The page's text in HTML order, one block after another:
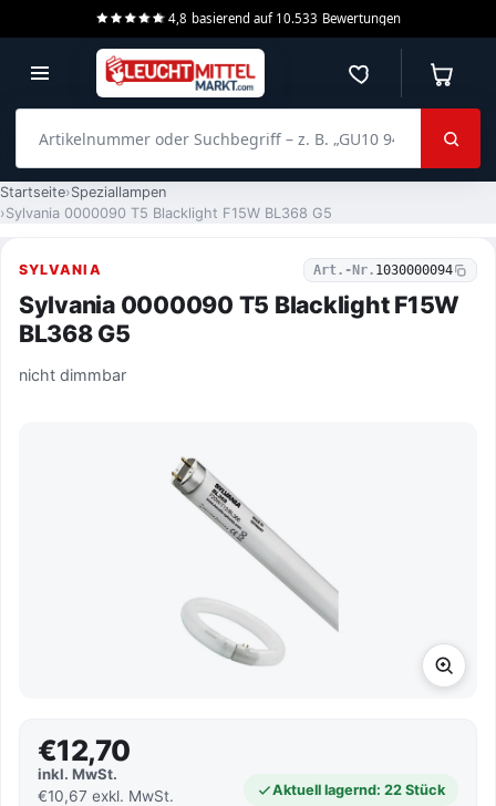
4,8 basierend auf 10.533 Bewertungen
Merkzettel
Startseite Speziallampen
Sylvania 0000090 T5 Blacklight F15W BL368 G5
SYLVANIA Art.-Nr. 1030000094
Sylvania 0000090 T5 Blacklight F15W
BL368 G5
nicht dimmbar
€12,70
inkl. MwSt.
€10,67 exkl. MwSt.
Aktuell lagernd: 22 Stück